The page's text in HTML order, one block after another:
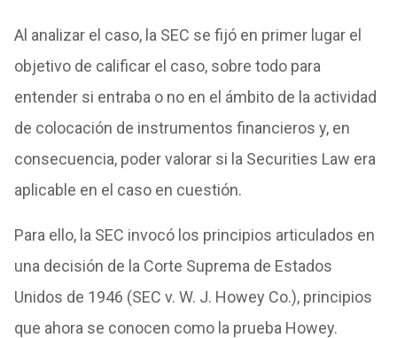
Al analizar el caso, la SEC se fijó en primer lugar el
objetivo de calificar el caso, sobre todo para
entender si entraba o no en el ámbito de la actividad
de colocación de instrumentos financieros y, en
consecuencia, poder valorar si la Securities Law era
aplicable en el caso en cuestión.
Para ello, la SEC invocó los principios articulados en
una decisión de la Corte Suprema de Estados
Unidos de 1946 (SEC v. W. J. Howey Co.), principios
que ahora se conocen como la prueba Howey.